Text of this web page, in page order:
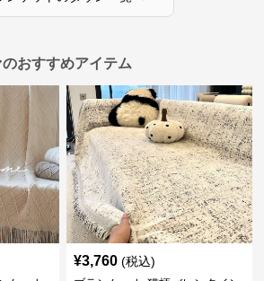
おすすめアイテム
¥3,760 (税込)